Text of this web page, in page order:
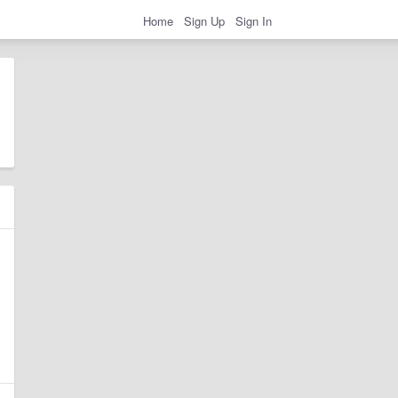
Home Sign Up Sign In